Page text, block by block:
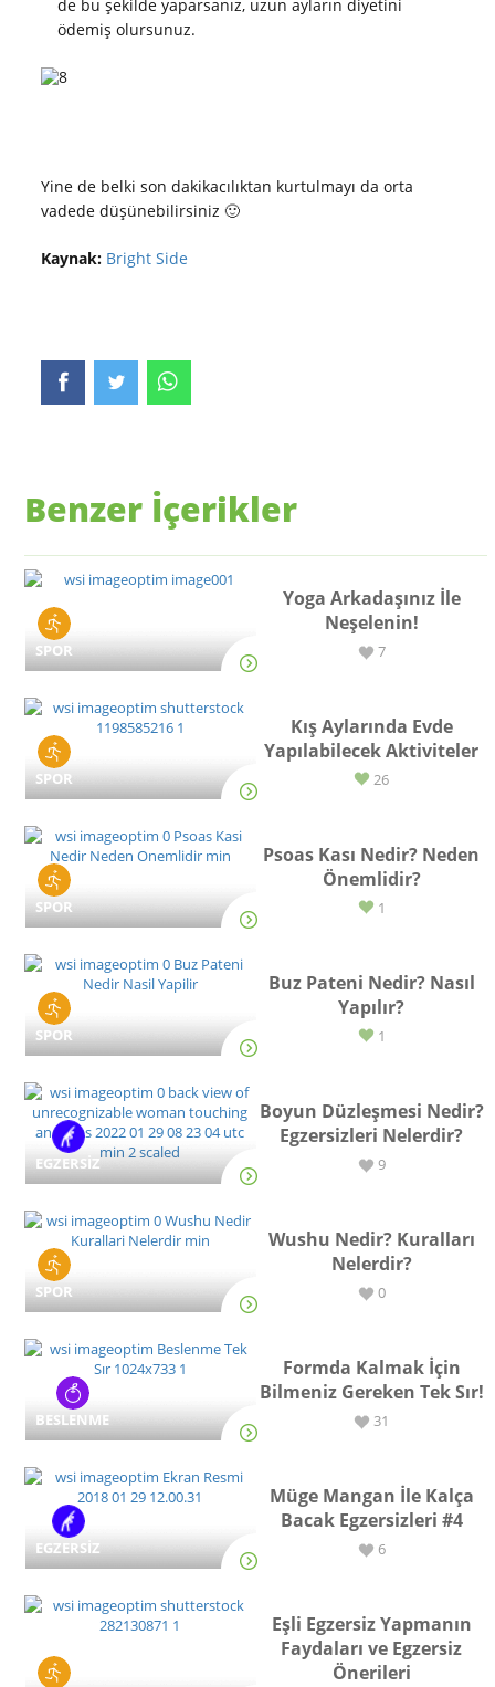
de bu şekilde yaparsanız, uzun ayların diyetini
ödemiş olursunuz.
Yine de belki son dakikacılıktan kurtulmayı da orta
vadede düşünebilirsiniz 🙂
Kaynak: Bright Side
Benzer İçerikler
SPOR
Yoga Arkadaşınız İle
Neşelenin!
7
SPOR
Kış Aylarında Evde
Yapılabilecek Aktiviteler
26
SPOR
Psoas Kası Nedir? Neden
Önemlidir?
1
SPOR
Buz Pateni Nedir? Nasıl
Yapılır?
1
EGZERSİZ
Boyun Düzleşmesi Nedir?
Egzersizleri Nelerdir?
9
SPOR
Wushu Nedir? Kuralları
Nelerdir?
0
BESLENME
Formda Kalmak İçin
Bilmeniz Gereken Tek Sır!
31
EGZERSİZ
Müge Mangan İle Kalça
Bacak Egzersizleri #4
6
Eşli Egzersiz Yapmanın
Faydaları ve Egzersiz
Önerileri